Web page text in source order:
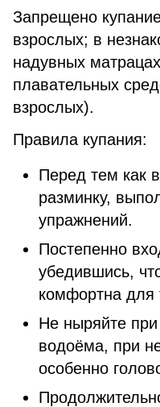
Запрещено
взрослых; в
надувных
плавательных
взрослых).
Правила купания:
Перед тем как
разминку,
упражнений.
Постепенно
убедившись,
комфортна для
Не ныряйте при
водоёма, при
особенно